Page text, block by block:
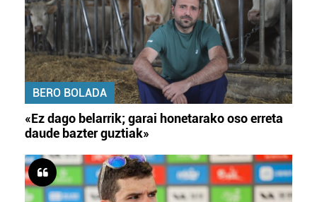
BERO BOLADA
«Ez dago belarrik; garai honetarako oso erreta
daude bazter guztiak»